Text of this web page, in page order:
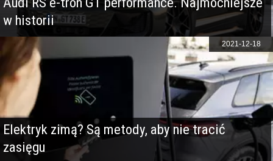
w historii
Elektryk zimą? Są metody, aby nie tracić
zasięgu
2021-12-18